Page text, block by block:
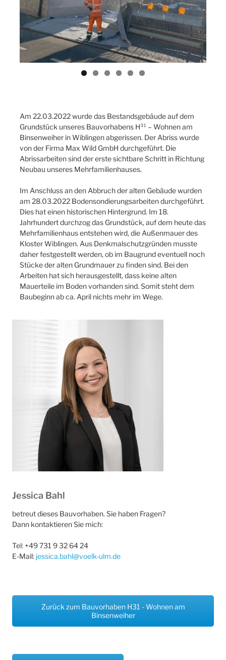
Am 22.03.2022 wurde das Bestandsgebäude auf dem
Grundstück unseres Bauvorhabens H³¹ – Wohnen am
Binsenweiher in Wiblingen abgerissen. Der Abriss wurde
von der Firma Max Wild GmbH durchgeführt. Die
Abrissarbeiten sind der erste sichtbare Schritt in Richtung
Neubau unseres Mehrfamilienhauses.
Im Anschluss an den Abbruch der alten Gebäude wurden
am 28.03.2022 Bodensondierungsarbeiten durchgeführt.
Dies hat einen historischen Hintergrund. Im 18.
Jahrhundert durchzog das Grundstück, auf dem heute das
Mehrfamilienhaus entstehen wird, die Außenmauer des
Kloster Wiblingen. Aus Denkmalschutzgründen musste
daher festgestellt werden, ob im Baugrund eventuell noch
Stücke der alten Grundmauer zu finden sind. Bei den
Arbeiten hat sich herausgestellt, dass keine alten
Mauerteile im Boden vorhanden sind. Somit steht dem
Baubeginn ab ca. April nichts mehr im Wege.
Jessica Bahl
betreut dieses Bauvorhaben. Sie haben Fragen?
Dann kontaktieren Sie mich:
Tel: +49 731 9 32 64 24
E-Mail: jessica.bahl@voelk-ulm.de
Zurück zum Bauvorhaben H31 - Wohnen am
Binsenweiher